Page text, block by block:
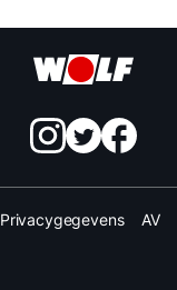
Privacygegevens AV